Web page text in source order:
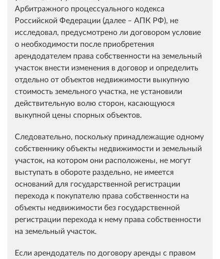
Арбитражного процессуального кодекса
Российской Федерации (далее ‒ АПК РФ), не
исследовал, предусмотрено ли договором условие
о необходимости после приобретения
арендодателем права собственности на земельный
участок внести изменения в договор и определить
отдельно от объектов недвижимости выкупную
стоимость земельного участка, не установили
действительную волю сторон, касающуюся
выкупной цены спорных объектов.
Следовательно, поскольку принадлежащие одному
собственнику объекты недвижимости и земельный
участок, на котором они расположены, не могут
выступать в обороте раздельно, не имеется
оснований для государственной регистрации
перехода к покупателю права собственности на
объекты недвижимости без государственной
регистрации перехода к нему права собственности
на земельный участок.
Если арендодатель по договору аренды с правом